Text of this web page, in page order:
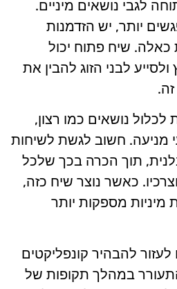
לגבי נושאים מיניים.
יותר, יש הזדמנות
כאלה. שיח פתוח יכול
לבני הזוג להבין את
לכלול נושאים כמו רצון,
מניעה. חשוב לגשת לשיחות
תוך הכרה בכך שלכל
כאשר נוצר שיח כזה,
מיניות מספקות יותר
להבהיר קונפליקטים
במהלך תקופות של